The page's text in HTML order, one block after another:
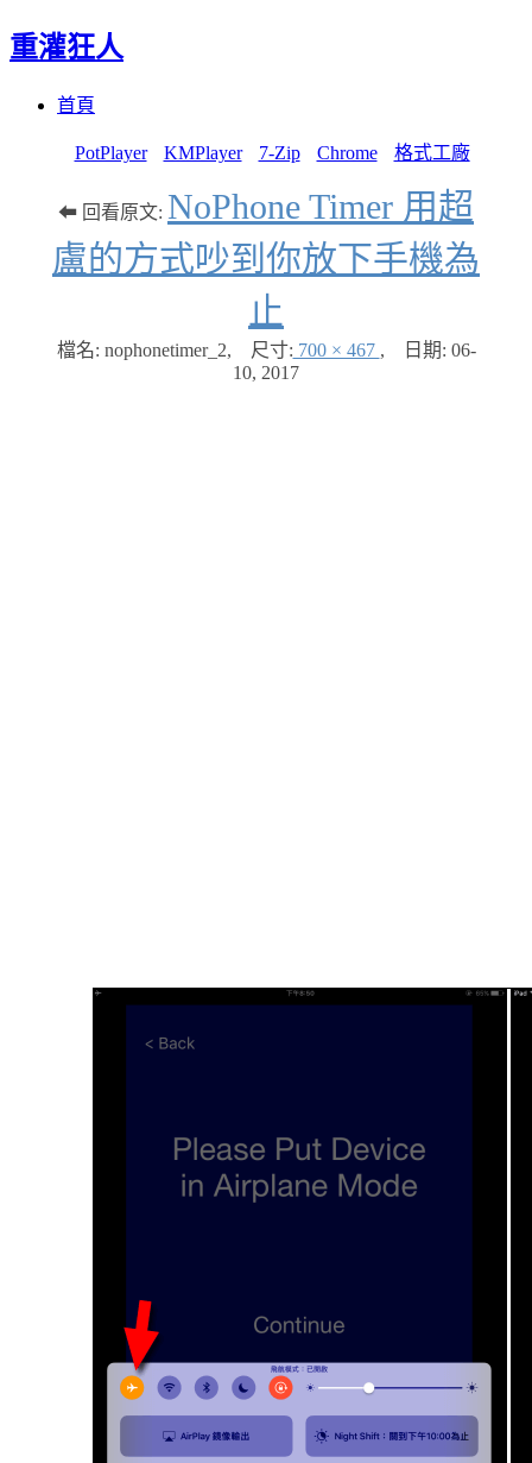
重灌狂人
首頁
PotPlayer KMPlayer 7-Zip Chrome 格式工廠
⬅ 回看原文: NoPhone Timer 用超
盧的方式吵到你放下手機為
止
檔名: nophonetimer_2, 尺寸: 700 × 467 , 日期: 06-
10, 2017